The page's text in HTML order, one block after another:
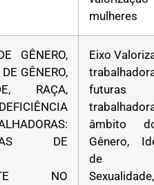
mulheres
GÊNERO,
GÊNERO,
RAÇA,
DE
NO
Eixo
futuras
âmbito
Gênero,
de